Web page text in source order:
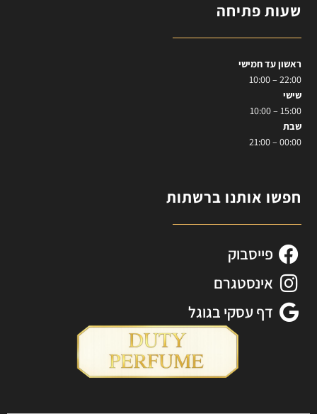
שעות פתיחה
ראשון עד חמישי
22:00 – 10:00
שישי
15:00 – 10:00
שבת
00:00 – 21:00
חפשו אותנו ברשתות
פייסבוק
אינסטגרם
דף עסקי בגוגל